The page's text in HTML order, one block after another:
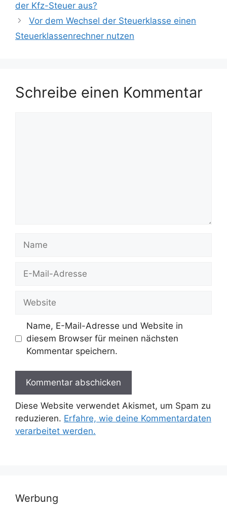
der Kfz-Steuer aus?
Vor dem Wechsel der Steuerklasse einen
Steuerklassenrechner nutzen
Schreibe einen Kommentar
Name
Website
Name, E-Mail-Adresse und Website in
diesem Browser für meinen nächsten
Kommentar speichern.
Diese Website verwendet Akismet, um Spam zu
reduzieren. Erfahre, wie deine Kommentardaten
verarbeitet werden.
Werbung